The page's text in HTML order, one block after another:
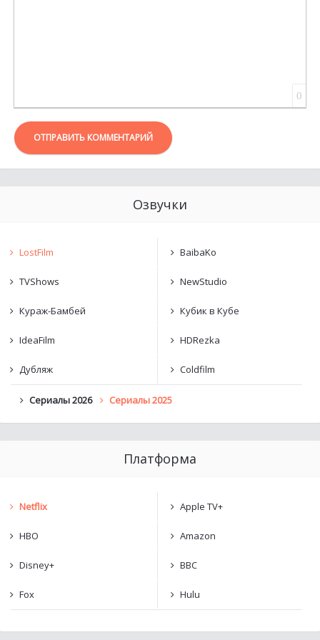
0
ОТПРАВИТЬ КОММЕНТАРИЙ
Озвучки
LostFilm BaibaKo
TVShows NewStudio
Кураж-Бамбей Кубик в Кубе
IdeaFilm HDRezka
Дубляж Coldfilm
Сериалы 2026 Сериалы 2025
Платформа
Netflix Apple TV+
HBO Amazon
Disney+ BBC
Fox Hulu